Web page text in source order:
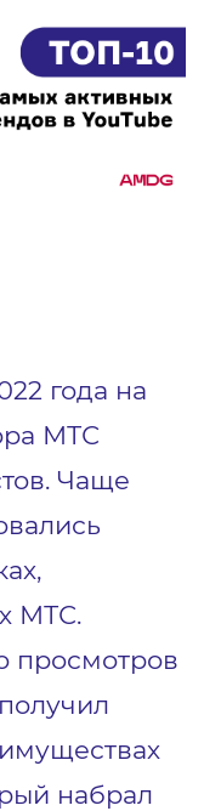
года на
МТС
Чаще
МТС.
просмотров
набрал